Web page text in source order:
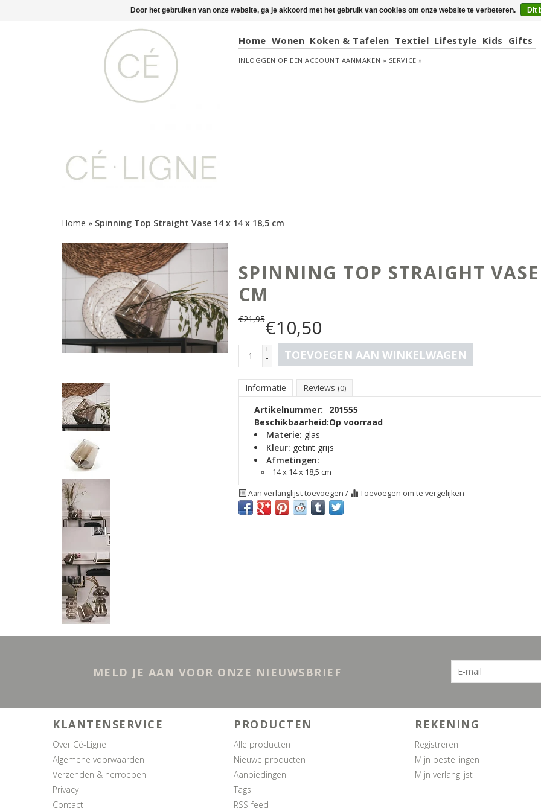
Home Wonen Koken & Tafelen Textiel Lifestyle Kids Gifts
INLOGGEN OF EEN ACCOUNT AANMAKEN » SERVICE »
Home » Spinning Top Straight Vase 14 x 14 x 18,5 cm
SPINNING TOP STRAIGHT
CM
€21,95€10,50
+
- TOEVOEGEN AAN WINKELWAGEN
Informatie Reviews (0)
Artikelnummer:
201555
Beschikbaarheid:Op voorraad
Materie: glas
Kleur: getint grijs
Afmetingen:
14 x 14 x 18,5 cm
Aan verlanglijst toevoegen / Toevoegen om te vergelijken
MELD JE AAN VOOR ONZE NIEUWSBRIEF
KLANTENSERVICE
Over Cé-Ligne
Algemene voorwaarden
Verzenden & herroepen
Privacy
Contact
PRODUCTEN
Alle producten
Nieuwe producten
Aanbiedingen
Tags
RSS-feed
REKENING
Registreren
Mijn bestellingen
Mijn verlanglijst
Door het gebruiken van onze website, ga je akkoord met het gebruik van cookies om onze website te verbeteren. Dit